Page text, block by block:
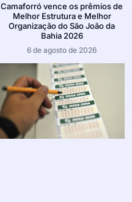
Camaforró vence os prêmios de
Melhor Estrutura e Melhor
Organização do São João da
Bahia 2026
6 de agosto de 2026